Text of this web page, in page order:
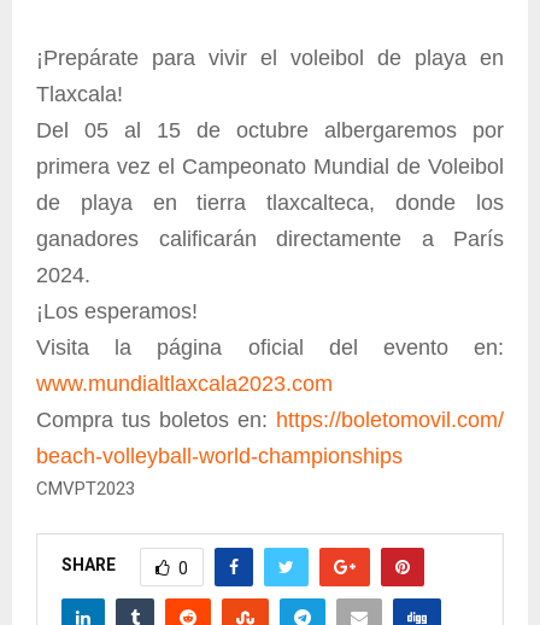
¡Prepárate para vivir el voleibol de playa en
Tlaxcala!
Del 05 al 15 de octubre albergaremos por
primera vez el Campeonato Mundial de Voleibol
de playa en tierra tlaxcalteca, donde los
ganadores calificarán directamente a París
2024.
¡Los esperamos!
Visita la página oficial del evento en:
www.mundialtlaxcala2023.com
Compra tus boletos en: https://boletomovil.com/
beach-volleyball-world-championships
CMVPT2023
SHARE 0